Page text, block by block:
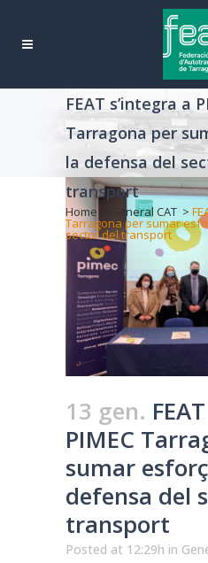
FEAT s’integra a
Tarragona per
la defensa del
transport
Home General CAT >
Tarragona per sumar
sector del transport
13 gen.
PIMEC
sumar
defensa del
transport
Posted at 12:29h in